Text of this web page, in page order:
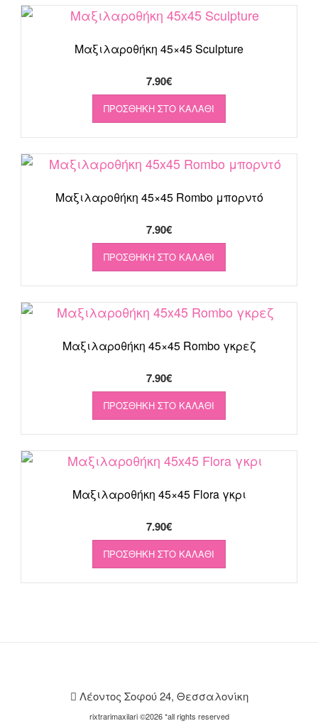
Μαξιλαροθήκη 45×45 Sculpture
7.90€
ΠΡΟΣΘΉΚΗ ΣΤΟ ΚΑΛΆΘΙ
Μαξιλαροθήκη 45×45 Rombo μπορντό
7.90€
ΠΡΟΣΘΉΚΗ ΣΤΟ ΚΑΛΆΘΙ
Μαξιλαροθήκη 45×45 Rombo γκρεζ
7.90€
ΠΡΟΣΘΉΚΗ ΣΤΟ ΚΑΛΆΘΙ
Μαξιλαροθήκη 45×45 Flora γκρι
7.90€
ΠΡΟΣΘΉΚΗ ΣΤΟ ΚΑΛΆΘΙ
Λέοντος Σοφού 24, Θεσσαλονίκη
rixtrarimaxilari ©2026 *all rights reserved